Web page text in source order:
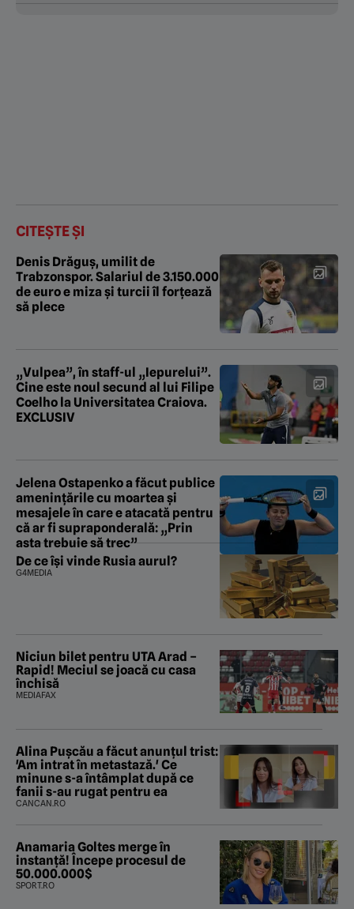
CITEȘTE ȘI
Denis Drăguș, umilit de
Trabzonspor. Salariul de 3.150.000
de euro e miza și turcii îl forțează
să plece
„Vulpea”, în staff-ul „Iepurelui”.
Cine este noul secund al lui Filipe
Coelho la Universitatea Craiova.
EXCLUSIV
Jelena Ostapenko a făcut publice
amenințările cu moartea și
mesajele în care e atacată pentru
că ar fi supraponderală: „Prin
asta trebuie să trec”
De ce își vinde Rusia aurul?
G4MEDIA
Niciun bilet pentru UTA Arad –
Rapid! Meciul se joacă cu casa
închisă
MEDIAFAX
Alina Pușcău a făcut anunțul trist:
'Am intrat în metastază.' Ce
minune s-a întâmplat după ce
fanii s-au rugat pentru ea
CANCAN.RO
Anamaria Goltes merge în
instanță! Începe procesul de
50.000.000$
SPORT.RO